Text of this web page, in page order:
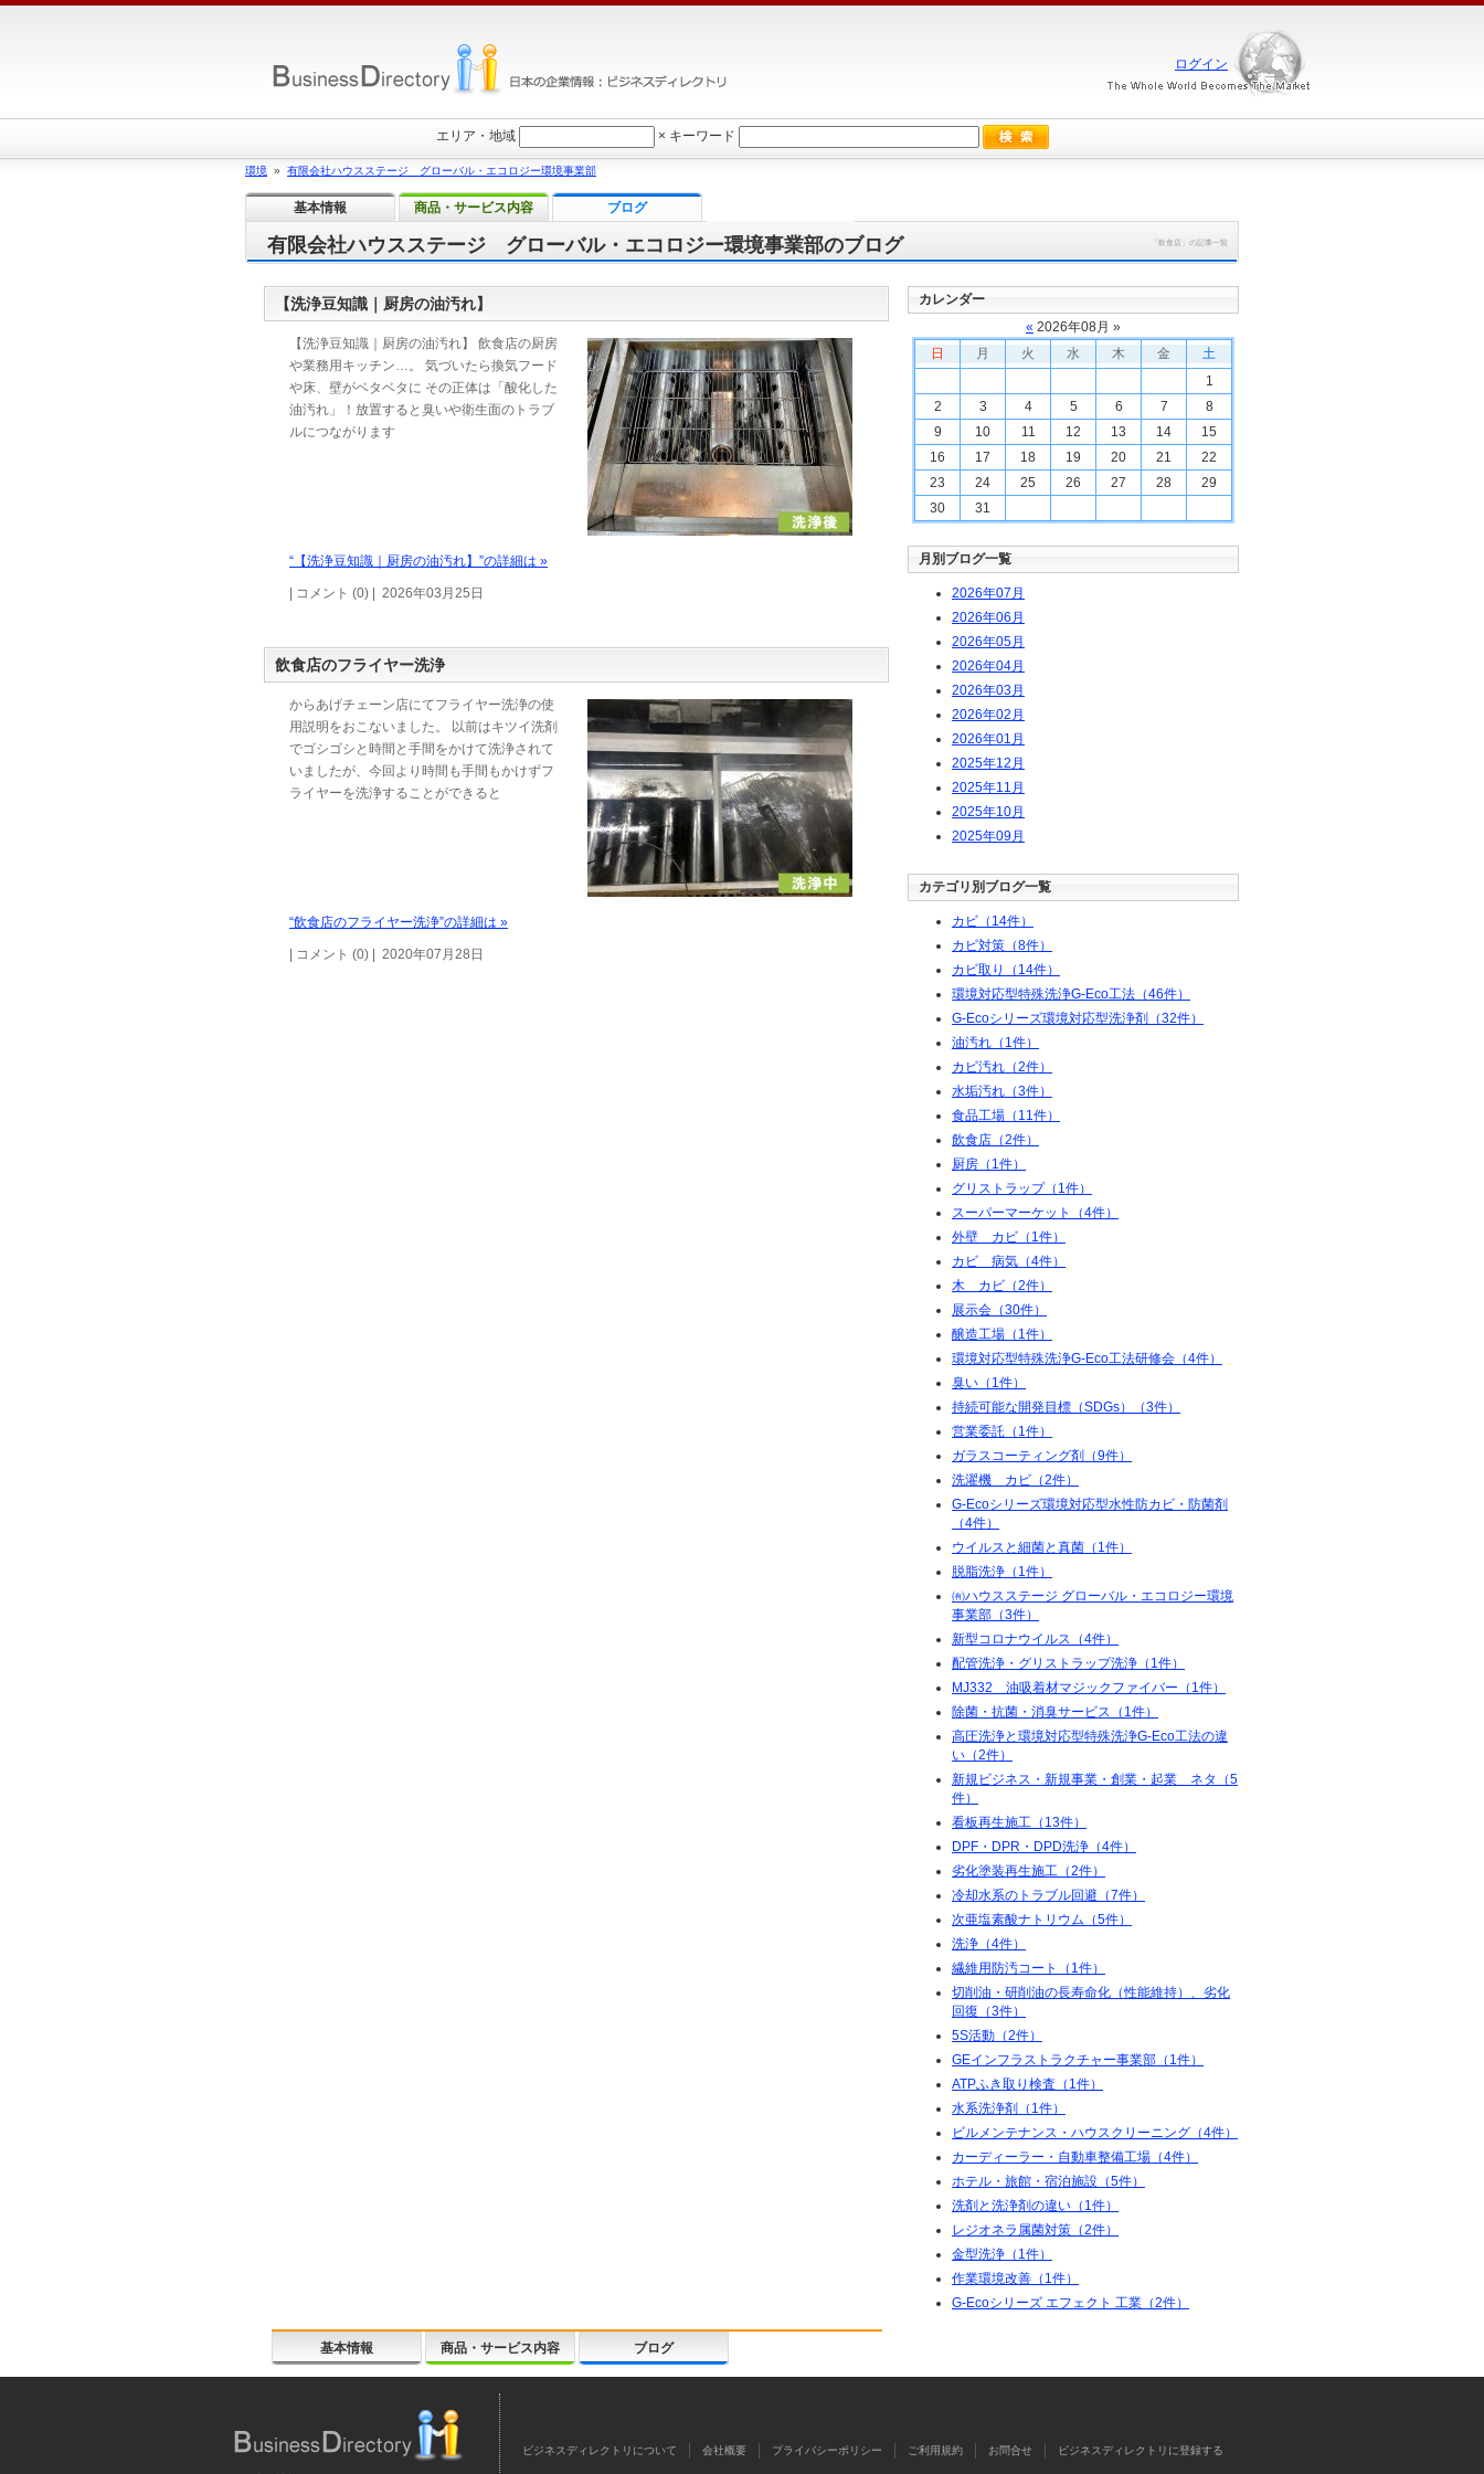
「飲食店」の記事一覧
有限会社ハウスステージ グローバル・エコロジー環境事業部のブログ
【洗浄豆知識｜厨房の油汚れ】
【洗浄豆知識｜厨房の油汚れ】 飲食店の厨房
や業務用キッチン…。 気づいたら換気フード
や床、壁がベタベタに その正体は「酸化した
油汚れ」！放置すると臭いや衛生面のトラブ
ルにつながります
“【洗浄豆知識｜厨房の油汚れ】”の詳細は »
| コメント (0) | 2026年03月25日
飲食店のフライヤー洗浄
からあげチェーン店にてフライヤー洗浄の使
用説明をおこないました。 以前はキツイ洗剤
でゴシゴシと時間と手間をかけて洗浄されて
いましたが、今回より時間も手間もかけずフ
ライヤーを洗浄することができると
“飲食店のフライヤー洗浄”の詳細は »
| コメント (0) | 2020年07月28日
カレンダー
« 2026年08月 »
日
月 火 水 木 金
土
1
2
3 4 5 6 7
8
9
10 11 12 13 14
15
16
17 18 19 20 21
22
23
24 25 26 27 28
29
30
31
月別ブログ一覧
2026年07 月
2026年06 月
2026年05月
2026年04月
2026年03月
2026年02 月
2026年01 月
2025年12 月
2025年11 月
2025年10月
2025年09月
カテゴリ別ブログ一覧
カビ（14件）
カビ対策（8件）
カビ取り（14件）
環境対応型特殊洗浄G-Eco工法（46件）
G-Ecoシリーズ環境対応型洗浄剤（32件）
油汚れ（1件）
カビ汚れ（2件）
水垢汚れ（3件）
食品工場（11件）
飲食店（2件）
厨房（1件）
グリストラップ（1件）
スーパーマーケット（4件）
外壁 カビ（1件）
カビ 病気（4件）
木 カビ（2件）
展示会（30件）
醸造工場（1件）
環境対応型特殊洗浄G-Eco工法研修会（4件）
臭い（1件）
持続可能な開発目標（SDGs）（3件）
営業委託（1件）
ガラスコーティング剤（9件）
洗濯機 カビ（2件）
G-Ecoシリーズ環境対応型水性防カビ・防菌剤
（4件）
ウイルスと細菌と真菌（1件）
脱脂洗浄（1件）
㈲ハウスステージ グローバル・エコロジー環境
事業部（3件）
新型コロナウイルス（4件）
配管洗浄・グリストラップ洗浄（1件）
MJ332 油吸着材マジックファイバー（1件）
除菌・抗菌・消臭サービス（1件）
高圧洗浄と環境対応型特殊洗浄G-Eco工法の違
い（2件）
新規ビジネス・新規事業・創業・起業 ネタ（5
件）
看板再生施工（13件）
DPF・DPR・DPD洗浄（4件）
劣化塗装再生施工（2件）
冷却水系のトラブル回避（7件）
次亜塩素酸ナトリウム（5件）
洗浄（4件）
繊維用防汚コート（1件）
切削油・研削油の長寿命化（性能維持）、劣化
回復（3件）
5S活動（2件）
GEインフラストラクチャー事業部（1件）
ATPふき取り検査（1件）
水系洗浄剤（1件）
ビルメンテナンス・ハウスクリーニング（4件）
カーディーラー・自動車整備工場（4件）
ホテル・旅館・宿泊施設（5件）
洗剤と洗浄剤の違い（1件）
レジオネラ属菌対策（2件）
金型洗浄（1件）
作業環境改善（1件）
G-Ecoシリーズ エフェクト 工業（2件）
基本情報 商品・サービス内容 ブログ
ビジネスディレクトリについて 会社概要 プライバシーポリシー ご利用規約 お問合せ ビジネスディレクトリに登録する
ログイン
エリア・地域 × キーワード
環境 » 有限会社ハウスステージ グローバル・エコロジー環境事業部
基本情報 商品・サービス内容 ブログ